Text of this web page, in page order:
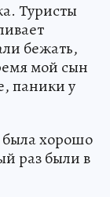
Туристы
бежать,
мой сын
паники у
была хорошо
раз были в